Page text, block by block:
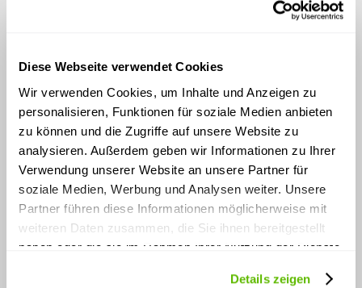
Diese Webseite verwendet Cookies
Wir verwenden Cookies, um Inhalte und Anzeigen zu
personalisieren, Funktionen für soziale Medien anbieten
zu können und die Zugriffe auf unsere Website zu
analysieren. Außerdem geben wir Informationen zu Ihrer
Verwendung unserer Website an unsere Partner für
soziale Medien, Werbung und Analysen weiter. Unsere
Partner führen diese Informationen möglicherweise mit
weiteren Daten zusammen, die Sie ihnen bereitgestellt
haben oder die sie im Rahmen Ihrer Nutzung der Dienste
Details zeigen
Social Media
Stay connected.